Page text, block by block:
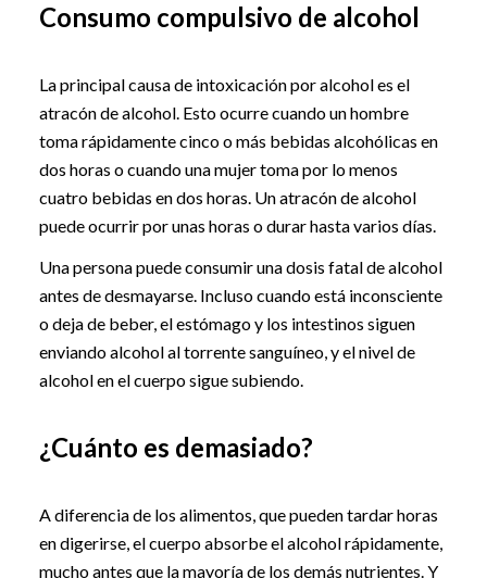
Consumo compulsivo de alcohol
La principal causa de intoxicación por alcohol es el
atracón de alcohol. Esto ocurre cuando un hombre
toma rápidamente cinco o más bebidas alcohólicas en
dos horas o cuando una mujer toma por lo menos
cuatro bebidas en dos horas. Un atracón de alcohol
puede ocurrir por unas horas o durar hasta varios días.
Una persona puede consumir una dosis fatal de alcohol
antes de desmayarse. Incluso cuando está inconsciente
o deja de beber, el estómago y los intestinos siguen
enviando alcohol al torrente sanguíneo, y el nivel de
alcohol en el cuerpo sigue subiendo.
¿Cuánto es demasiado?
A diferencia de los alimentos, que pueden tardar horas
en digerirse, el cuerpo absorbe el alcohol rápidamente,
mucho antes que la mayoría de los demás nutrientes. Y